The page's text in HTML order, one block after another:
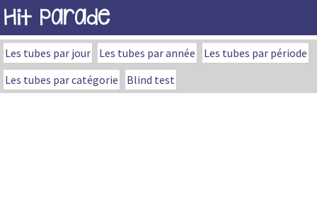
Hit Parade
Les tubes par jour Les tubes par année
Les tubes par période
Les tubes par catégorie
Blind test